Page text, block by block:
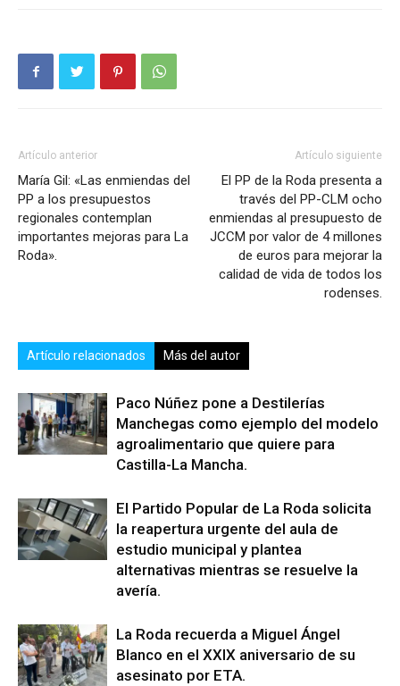
Artículo anterior
María Gil: «Las enmiendas del
PP a los presupuestos
regionales contemplan
importantes mejoras para La
Roda».
Artículo siguiente
El PP de la Roda presenta a
través del PP-CLM ocho
enmiendas al presupuesto de
JCCM por valor de 4 millones
de euros para mejorar la
calidad de vida de todos los
rodenses.
Artículo relacionados Más del autor
Paco Núñez pone a Destilerías
Manchegas como ejemplo del modelo
agroalimentario que quiere para
Castilla-La Mancha.
El Partido Popular de La Roda solicita
la reapertura urgente del aula de
estudio municipal y plantea
alternativas mientras se resuelve la
avería.
La Roda recuerda a Miguel Ángel
Blanco en el XXIX aniversario de su
asesinato por ETA.